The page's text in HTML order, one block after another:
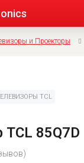
и Проекторы
TCL
TCL 85Q7D